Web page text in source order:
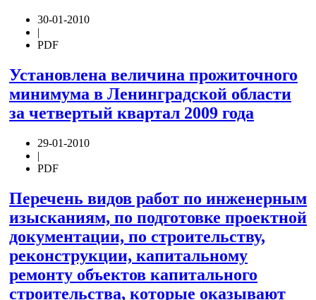
30-01-2010
|
PDF
Установлена величина прожиточного
минимума в Ленинградской области
за четвертый квартал 2009 года
29-01-2010
|
PDF
Перечень видов работ по инженерным
изысканиям, по подготовке проектной
документации, по строительству,
реконструкции, капитальному
ремонту объектов капитального
строительства, которые оказывают